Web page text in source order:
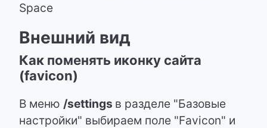
Space
Внешний вид
Как поменять иконку сайта
(favicon)
В меню /settings в разделе "Базовые
настройки" выбираем поле "Favicon" и